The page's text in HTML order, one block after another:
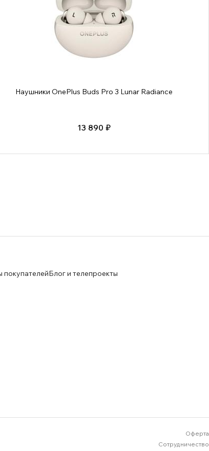
Наушники OnePlus Buds Pro 3 Lunar Radiance
13 890 ₽
покупателейБлог и телепроекты
Оферта
Сотрудничество